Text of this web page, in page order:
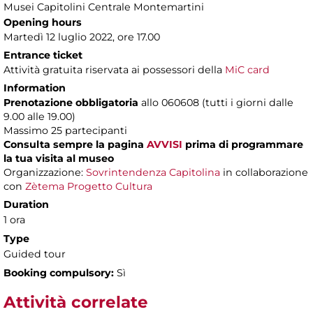
Musei Capitolini Centrale Montemartini
Opening hours
Martedì 12 luglio 2022, ore 17.00
Entrance ticket
Attività gratuita riservata ai possessori della MiC card
Information
Prenotazione obbligatoria allo 060608 (tutti i giorni dalle
9.00 alle 19.00)
Massimo 25 partecipanti
Consulta sempre la pagina AVVISI prima di programmare
la tua visita al museo
Organizzazione: Sovrintendenza Capitolina in collaborazione
con Zètema Progetto Cultura
Duration
1 ora
Type
Guided tour
Booking compulsory: Sì
Attività correlate